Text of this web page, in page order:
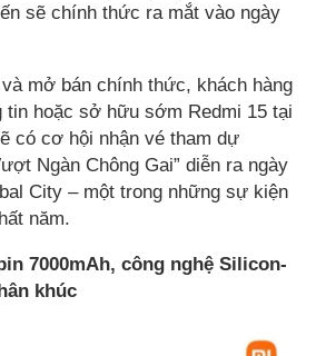
sẽ chính thức ra mắt vào ngày
mở bán chính thức, khách hàng
tin hoặc sở hữu sớm Redmi 15 tại
có cơ hội nhận vé tham dự
Ngàn Chông Gai” diễn ra ngày
City – một trong những sự kiện
năm.
7000mAh, công nghệ Silicon-
khúc